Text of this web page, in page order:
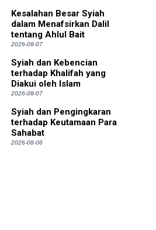
Kesalahan Besar Syiah
dalam Menafsirkan Dalil
tentang Ahlul Bait
2026-08-07
Syiah dan Kebencian
terhadap Khalifah yang
Diakui oleh Islam
2026-08-07
Syiah dan Pengingkaran
terhadap Keutamaan Para
Sahabat
2026-08-06